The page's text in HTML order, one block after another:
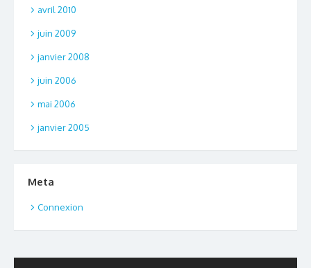
avril 2010
juin 2009
janvier 2008
juin 2006
mai 2006
janvier 2005
Meta
Connexion